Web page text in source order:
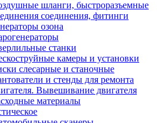
шланги, быстроразъемные
соединения, фитинги
озона
станки
камеры и установки
слесарные и станочные
и стенды для ремонта
Вывешивание двигателя
материалы